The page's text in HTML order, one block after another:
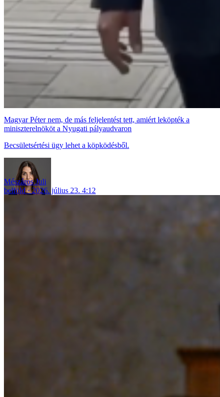
Magyar Péter nem, de más feljelentést tett, amiért leköpték a
miniszterelnököt a Nyugati pályaudvaron
Becsületsértési ügy lehet a köpködésből.
Mészáros Juli
belföld
2026. július 23. 4:12